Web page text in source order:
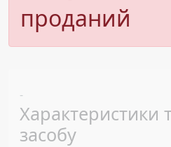
проданий
-
Характеристики
засобу